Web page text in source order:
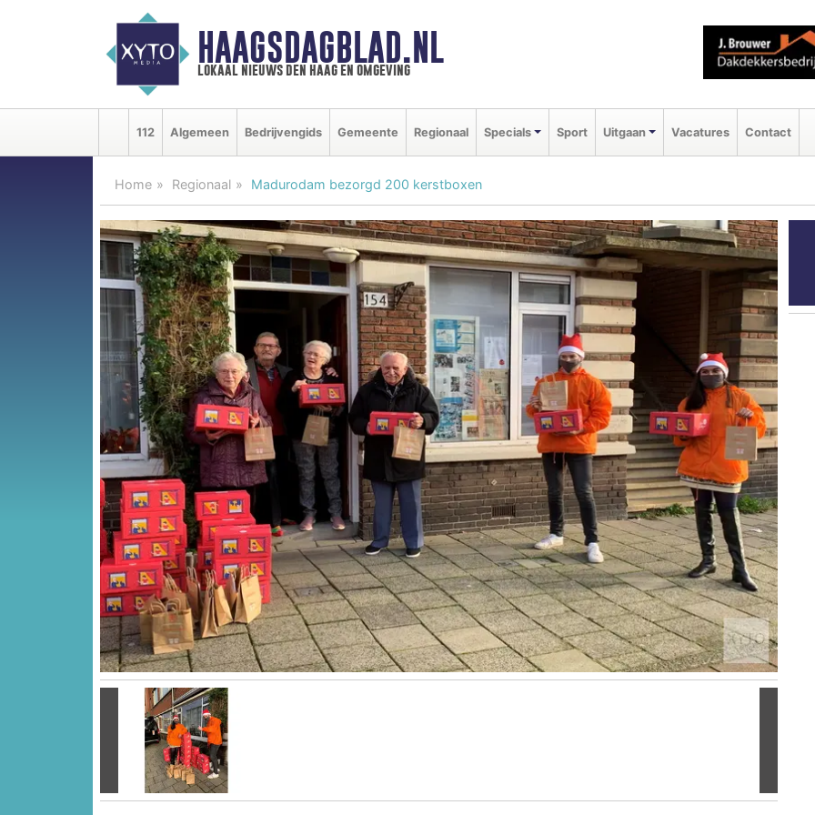
HAAGSDAGBLAD.NL
lokaal nieuws den haag en omgeving
112 Algemeen Bedrijvengids Gemeente Regionaal Specials Sport Uitgaan Vacatures Contact
Home Regionaal Madurodam bezorgd 200 kerstboxen
Vorige